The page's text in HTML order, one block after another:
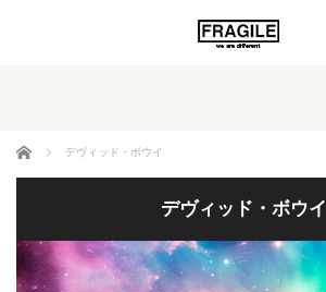
ホーム デヴィッド・ボウイ
デヴィッド・ボウイ